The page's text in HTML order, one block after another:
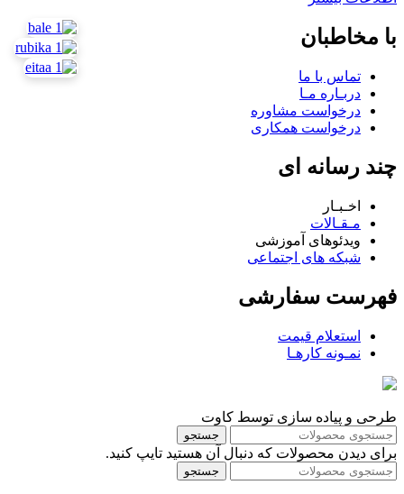
با مخاطبان
تماس با ما
دربـاره مـا
درخواست مشاوره
درخواست همکاری
چند رسانه ای
اخـبـار
مـقـالات
ویدئوهای آموزشی
شبکه های اجتماعی
فهرست سفارشی
استعلام قیمت
نمـونه کارهـا
طرحی و پیاده سازی توسط کاوت
جستجو
برای دیدن محصولات که دنبال آن هستید تایپ کنید.
جستجو